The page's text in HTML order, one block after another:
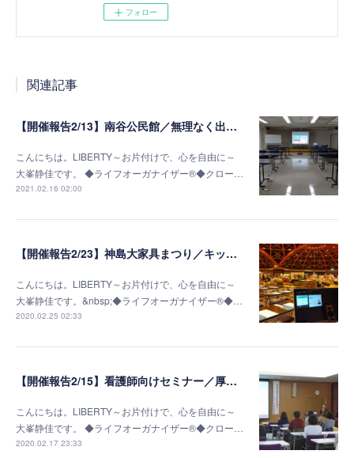
フォロー
関連記事
【開催報告2/13】南谷公民館／無理なく出来る終活準備～片付け編～
こんにちは。LIBERTY～お片付けで、心を自由に～
大峯静佳です。 ◆ライフオーガナイザー®◆クロー…
2021.02.16 02:00
【開催報告2/23】神島大家具まつり／キッチン棚収納セミナー
こんにちは。LIBERTY～お片付けで、心を自由に～
大峯静佳です。&nbsp;◆ライフオーガナイザー®◆…
2020.02.25 02:33
【開催報告2/15】看護師向けセミナー／厚生連高岡病院若草会様
こんにちは。LIBERTY～お片付けで、心を自由に～
大峯静佳です。 ◆ライフオーガナイザー®◆クロー…
2020.02.17 23:33